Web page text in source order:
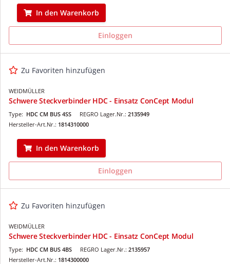
In den Warenkorb
Einloggen
Zu Favoriten hinzufügen
WEIDMÜLLER
Schwere Steckverbinder HDC - Einsatz ConCept Modul
REGRO Lager.Nr.: 2135949
Type: HDC CM BUS 4SS
Hersteller-Art.Nr.: 1814310000
In den Warenkorb
Einloggen
Zu Favoriten hinzufügen
WEIDMÜLLER
Schwere Steckverbinder HDC - Einsatz ConCept Modul
REGRO Lager.Nr.: 2135957
Type: HDC CM BUS 4BS
Hersteller-Art.Nr.: 1814300000